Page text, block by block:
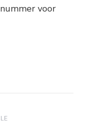
voor